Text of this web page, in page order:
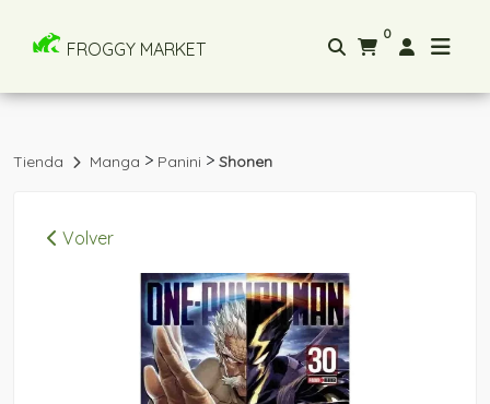
FROGGY MARKET
0
Tienda Manga > Panini > Shonen
Volver